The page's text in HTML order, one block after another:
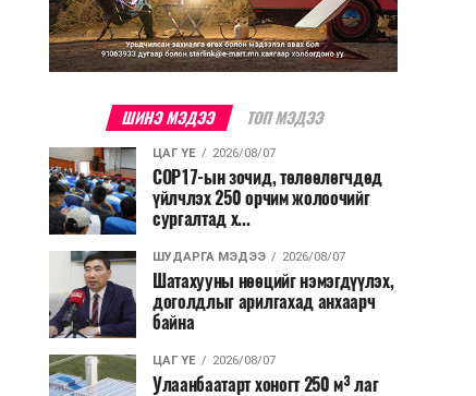
ШИНЭ МЭДЭЭ ТОП МЭДЭЭ
ЦАГ ҮЕ 2026/08/07
COP17-ын зочид, төлөөлөгчдөд
үйлчлэх 250 орчим жолоочийг
сургалтад х...
ШУДАРГА МЭДЭЭ 2026/08/07
Шатахууны нөөцийг нэмэгдүүлэх,
доголдлыг арилгахад анхаарч
байна
ЦАГ ҮЕ 2026/08/07
Улаанбаатарт хоногт 250 м³ лаг